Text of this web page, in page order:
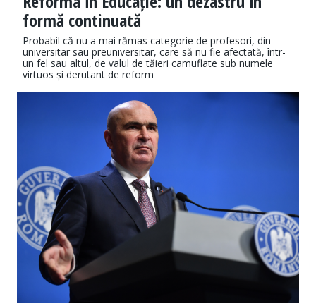
formă continuată
Probabil că nu a mai rămas categorie de profesori, din
universitar sau preuniversitar, care să nu fie afectată, într-
un fel sau altul, de valul de tăieri camuflate sub numele
virtuos și derutant de reform